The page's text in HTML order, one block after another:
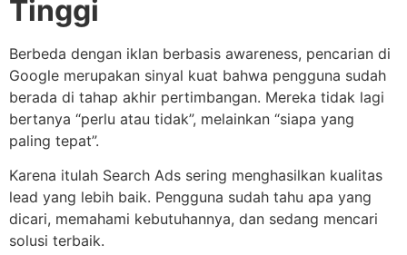
Tinggi
Berbeda dengan iklan berbasis awareness, pencarian di
Google merupakan sinyal kuat bahwa pengguna sudah
berada di tahap akhir pertimbangan. Mereka tidak lagi
bertanya “perlu atau tidak”, melainkan “siapa yang
paling tepat”.
Karena itulah Search Ads sering menghasilkan kualitas
lead yang lebih baik. Pengguna sudah tahu apa yang
dicari, memahami kebutuhannya, dan sedang mencari
solusi terbaik.